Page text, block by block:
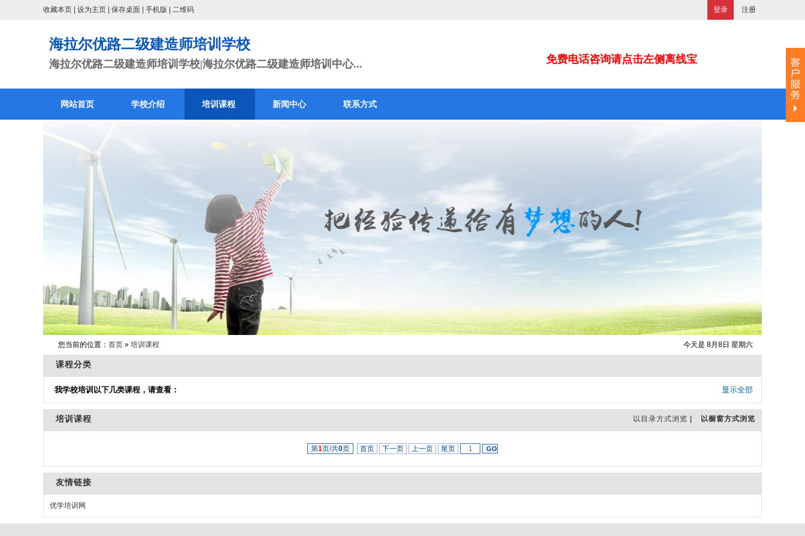
收藏本页 设为主页 保存桌面 手机版 二维码 登录 注册
免费电话咨询请点击左侧离线宝
海拉尔优路二级建造师培训学校
海拉尔优路二级建造师培训学校|海拉尔优路二级建造师培训中心...
网站首页 学校介绍 培训课程 新闻中心 联系方式
今天是 8月8日 星期六
您当前的位置： 首页 » 培训课程
课程分类
显示全部
我学校培训以下几类课程，请查看：
以目录方式浏览 | 以橱窗方式浏览
培训课程
第1页/共0页 首页 下一页 上一页 尾页
友情链接
优学培训网